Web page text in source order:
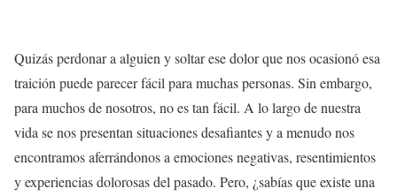
Quizás perdonar a alguien y soltar ese dolor que nos ocasionó esa
traición puede parecer fácil para muchas personas. Sin embargo,
para muchos de nosotros, no es tan fácil. A lo largo de nuestra
vida se nos presentan situaciones desafiantes y a menudo nos
encontramos aferrándonos a emociones negativas, resentimientos
y experiencias dolorosas del pasado. Pero, ¿sabías que existe una